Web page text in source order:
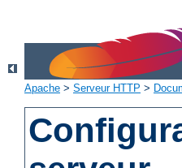
Apache > Serveur HTTP >